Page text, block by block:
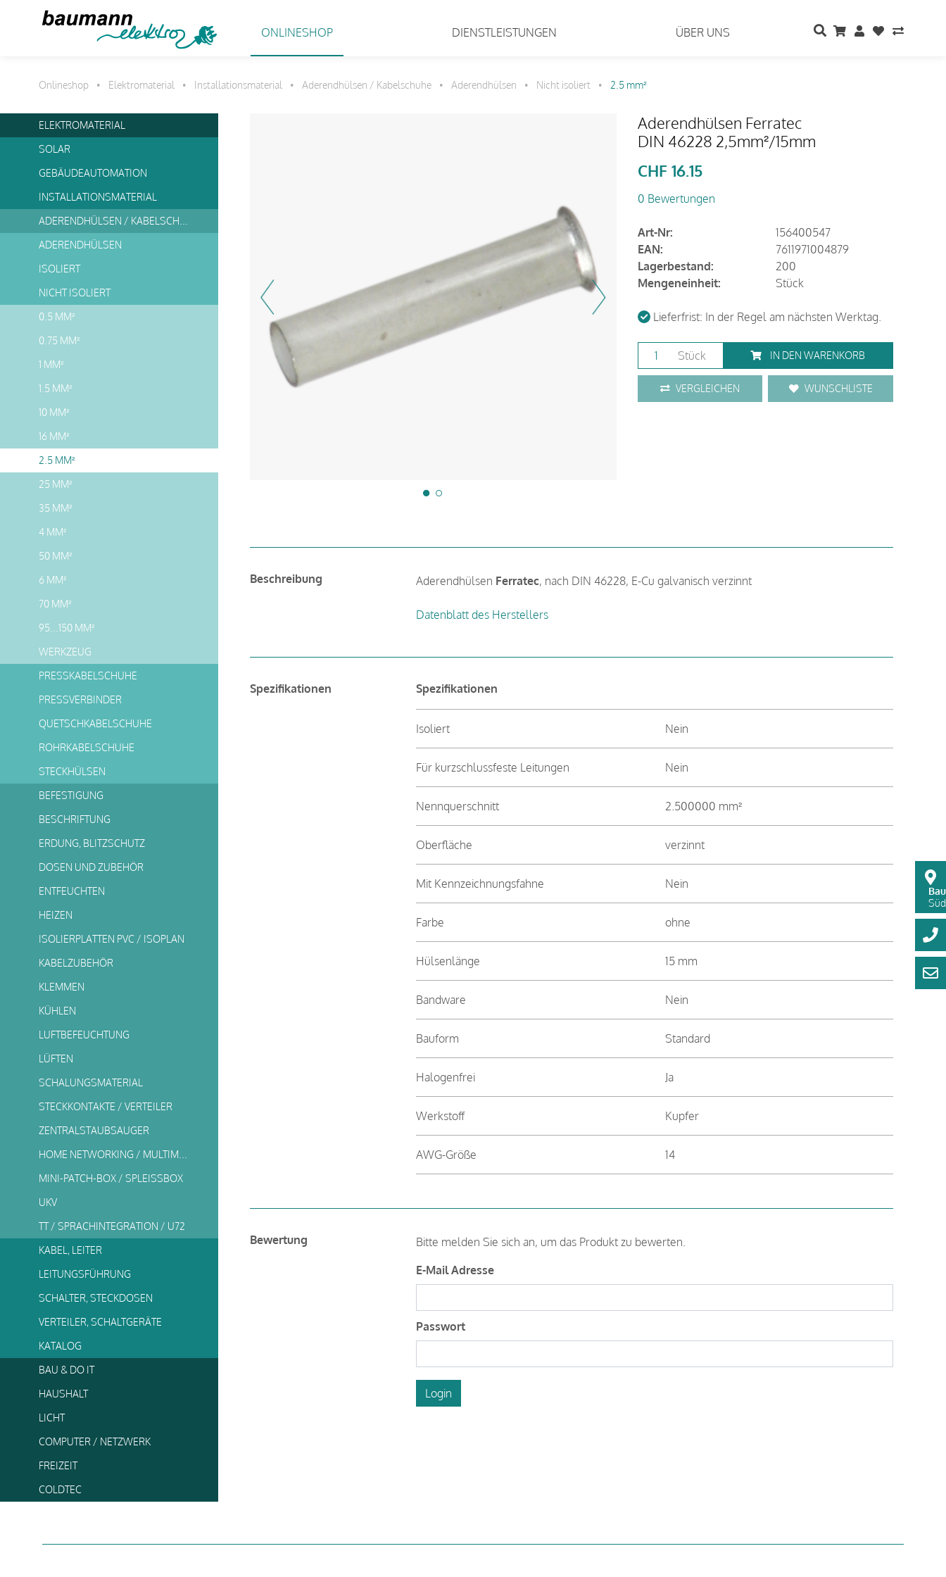
ONLINESHOP DIENSTLEISTUNGEN ÜBER UNS
Onlineshop • Elektromaterial • Installationsmaterial • Aderendhülsen / Kabelschuhe • Aderendhülsen • Nicht isoliert • 2.5 mm²
ELEKTROMATERIAL
SOLAR
GEBÄUDEAUTOMATION
INSTALLATIONSMATERIAL
ADERENDHÜLSEN
ISOLIERT
NICHT ISOLIERT
0.5 MM²
0.75 MM²
1 MM²
1.5 MM²
10 MM²
16 MM²
2.5 MM²
25 MM²
35 MM²
4 MM²
50 MM²
6 MM²
70 MM²
95...150 MM²
WERKZEUG
PRESSKABELSCHUHE
PRESSVERBINDER
QUETSCHKABELSCHUHE
ROHRKABELSCHUHE
STECKHÜLSEN
BEFESTIGUNG
BESCHRIFTUNG
ERDUNG, BLITZSCHUTZ
DOSEN UND ZUBEHÖR
ENTFEUCHTEN
HEIZEN
ISOLIERPLATTEN PVC / ISOPLAN
KABELZUBEHÖR
KLEMMEN
KÜHLEN
LUFTBEFEUCHTUNG
LÜFTEN
SCHALUNGSMATERIAL
STECKKONTAKTE / VERTEILER
ZENTRALSTAUBSAUGER
MINI-PATCH-BOX / SPLEISSBOX
UKV
TT / SPRACHINTEGRATION / U72
KABEL, LEITER
LEITUNGSFÜHRUNG
SCHALTER, STECKDOSEN
VERTEILER, SCHALTGERÄTE
KATALOG
BAU & DO IT
HAUSHALT
LICHT
COMPUTER / NETZWERK
FREIZEIT
COLDTEC
Aderendhülsen Ferratec
DIN 46228 2,5mm²/15mm
CHF 16.15
0 Bewertungen
Art-Nr:
156400547
EAN:
7611971004879
Lagerbestand:
200
Mengeneinheit:
Stück
Lieferfrist: In der Regel am nächsten Werktag.
Stück IN DEN WARENKORB
VERGLEICHEN WUNSCHLISTE
Beschreibung Aderendhülsen Ferratec, nach DIN 46228, E-Cu galvanisch verzinnt
Datenblatt des Herstellers
Spezifikationen Spezifikationen
Isoliert Nein
Für kurzschlussfeste Leitungen Nein
Nennquerschnitt 2.500000 mm²
Oberfläche verzinnt
Mit Kennzeichnungsfahne Nein
Farbe ohne
Hülsenlänge 15 mm
Bandware Nein
Bauform Standard
Halogenfrei Ja
Werkstoff Kupfer
AWG-Größe 14
Bewertung
Bitte melden Sie sich an, um das Produkt zu bewerten.
E-Mail Adresse
Passwort
Login